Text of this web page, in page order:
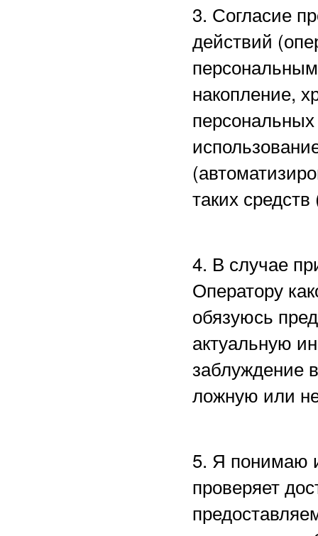
3. Согласие
действий
накопление,
таких
4. В случае
Оператору
обязуюсь
актуальную
заблуждение
ложную или
5. Я понимаю
проверяет